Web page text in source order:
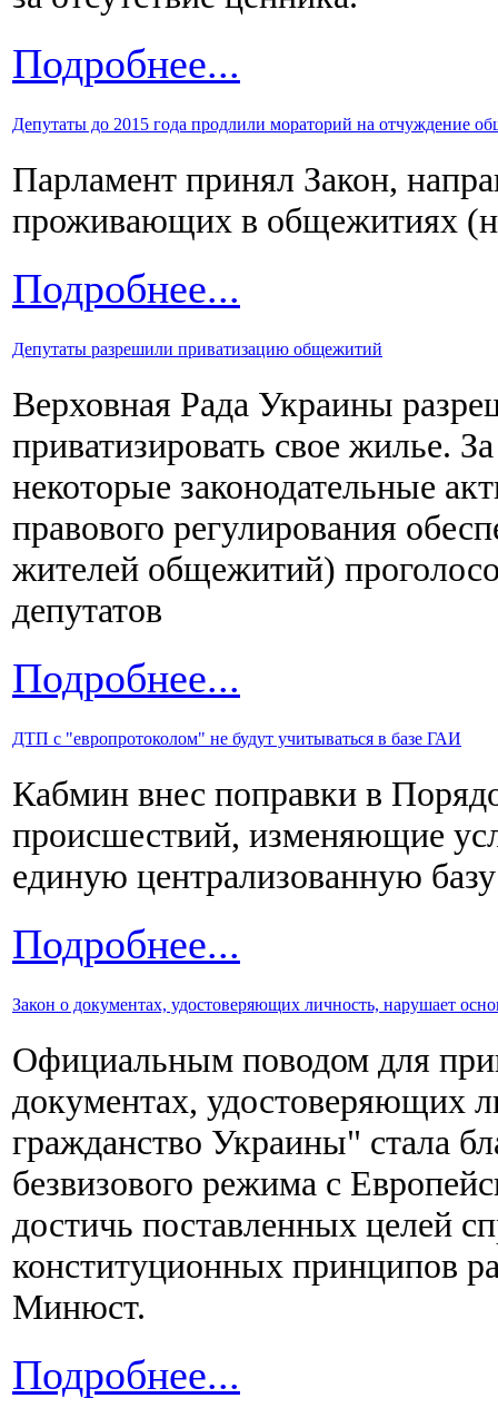
Подробнее...
Депутаты до 2015 года продлили мораторий на отчуждение
Парламент принял Закон,
проживающих в общежитиях
Подробнее...
Депутаты разрешили приватизацию общежитий
Верховная Рада Украины
приватизировать свое жилье.
некоторые законодательные
правового регулирования
жителей общежитий)
депутатов
Подробнее...
ДТП с "европротоколом" не будут учитываться в базе ГАИ
Кабмин внес поправки в
происшествий, изменяющие
единую централизованную
Подробнее...
Закон о документах, удостоверяющих личность, нарушает
Официальным поводом для
документах, удостоверяющих
гражданство Украины" стала
безвизового режима с
достичь поставленных целей
конституционных принципов
Минюст.
Подробнее...